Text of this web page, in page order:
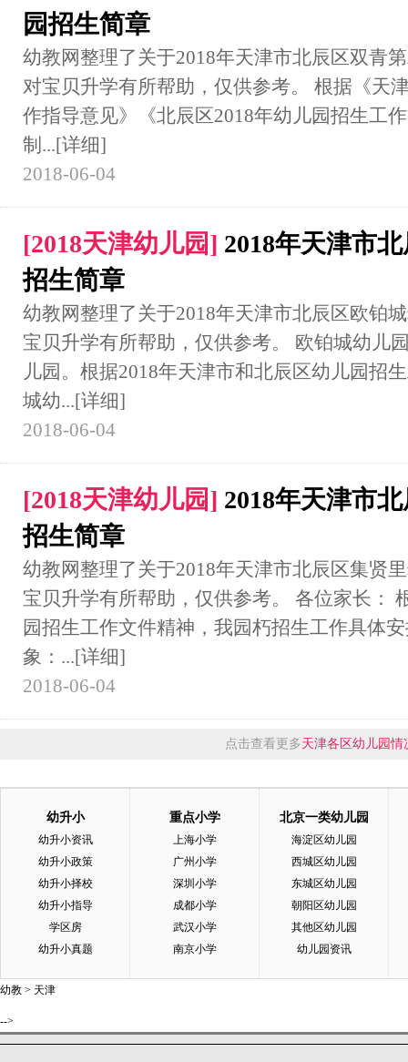
园招生简章
幼教网整理了关于2018年天津市北辰区双青
对宝贝升学有所帮助，仅供参考。 根据《天
作指导意见》《北辰区2018年幼儿园招生工
制...[详细]
2018-06-04
[2018天津幼儿园] 2018年天津市
招生简章
幼教网整理了关于2018年天津市北辰区欧铂
宝贝升学有所帮助，仅供参考。 欧铂城幼儿
儿园。根据2018年天津市和北辰区幼儿园招
城幼...[详细]
2018-06-04
[2018天津幼儿园] 2018年天津市
招生简章
幼教网整理了关于2018年天津市北辰区集贤
宝贝升学有所帮助，仅供参考。 各位家长：
园招生工作文件精神，我园朽招生工作具体
象：...[详细]
2018-06-04
点击查看更多 天津各区幼儿园情
幼升小
幼升小资讯
幼升小政策
幼升小择校
幼升小指导
学区房
幼升小真题
重点小学
上海小学
广州小学
深圳小学
成都小学
武汉小学
南京小学
北京一类幼儿园
海淀区幼儿园
西城区幼儿园
东城区幼儿园
朝阳区幼儿园
其他区幼儿园
幼儿园资讯
幼教 > 天津
-->